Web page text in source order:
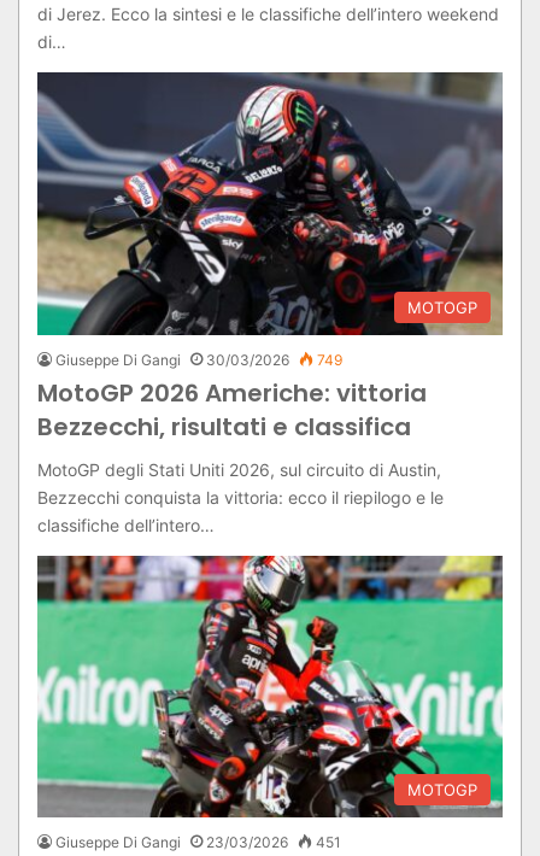
di Jerez. Ecco la sintesi e le classifiche dell’intero weekend
di…
MOTOGP
Giuseppe Di Gangi 30/03/2026 749
MotoGP 2026 Americhe: vittoria
Bezzecchi, risultati e classifica
MotoGP degli Stati Uniti 2026, sul circuito di Austin,
Bezzecchi conquista la vittoria: ecco il riepilogo e le
classifiche dell’intero…
MOTOGP
Giuseppe Di Gangi 23/03/2026 451